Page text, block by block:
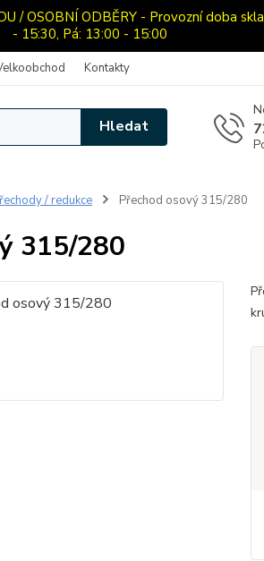
/ OSOBNÍ ODBĚRY - Provozní doba
- 15:30, Pá: 13:00 - 15:00
Kontakty
Hledat
/ redukce Přechod osový 315/280
315/280